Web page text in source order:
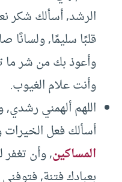
الرشد, أسألك شكر
قلبًا سليمًا, ولسانًا
وأعوذ بك من شر ما
وأنت علام الغيوب.
اللهم ألهمني
أسألك فعل
المساكين, وأن
بعبادك فتنة,